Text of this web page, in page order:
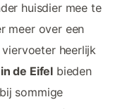
huisdier mee te
meer over een
heerlijk
de Eifel bieden
sommige